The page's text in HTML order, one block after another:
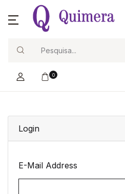
0
Login
E-Mail Address